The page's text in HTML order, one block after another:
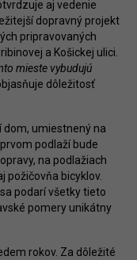
aj vedenie
dopravný projekt
pripravovaných
a Košickej ulici.
mieste vybudujú
dôležitosť
dom, umiestnený na
podlaží bude
na podlažiach
požičovňa bicyklov.
podarí všetky tieto
pomery unikátny
rokov. Za dôležité